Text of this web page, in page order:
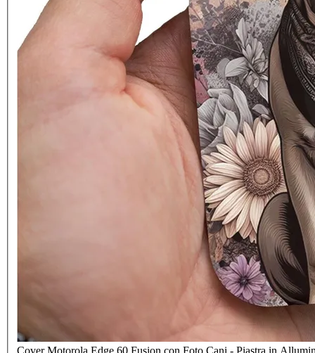
Cover Motorola Edge 60 Fusion con Foto Cani - Piastra in